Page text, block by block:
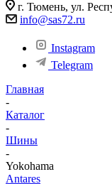
г. Тюмень, ул.
info@sas72.ru
Instagram
Telegram
Главная
-
Каталог
-
Шины
-
Yokohama
Antares